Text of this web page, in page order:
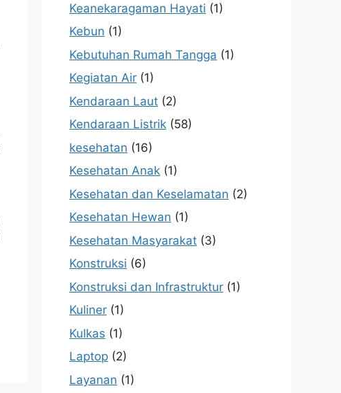
Keanekaragaman Hayati (1)
Kebun (1)
Kebutuhan Rumah Tangga (1)
Kegiatan Air (1)
Kendaraan Laut (2)
Kendaraan Listrik (58)
kesehatan (16)
Kesehatan Anak (1)
Kesehatan dan Keselamatan (2)
Kesehatan Hewan (1)
Kesehatan Masyarakat (3)
Konstruksi (6)
Konstruksi dan Infrastruktur (1)
Kuliner (1)
Kulkas (1)
Laptop (2)
Layanan (1)